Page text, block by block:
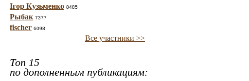
Ігор Кузьменко 8485
Рыбак 7377
fischer 6098
Все участники >>
Топ 15
по дополненным публикациям: